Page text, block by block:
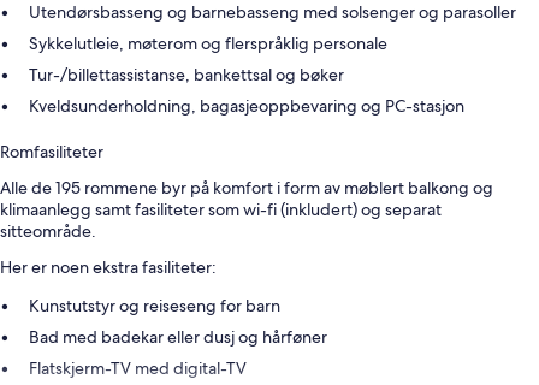
Utendørsbasseng og barnebasseng med solsenger og parasoller
Sykkelutleie, møterom og flerspråklig personale
Tur-/billettassistanse, bankettsal og bøker
Kveldsunderholdning, bagasjeoppbevaring og PC-stasjon
Romfasiliteter
Alle de 195 rommene byr på komfort i form av møblert balkong og
klimaanlegg samt fasiliteter som wi-fi (inkludert) og separat
sitteområde.
Her er noen ekstra fasiliteter:
Kunstutstyr og reiseseng for barn
Bad med badekar eller dusj og hårføner
Flatskjerm-TV med digital-TV